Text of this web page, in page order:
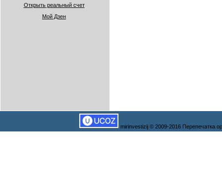
Открыть реальный счет
Мой Дзен
mirinvestizij © 2009-2016 Перепечатка